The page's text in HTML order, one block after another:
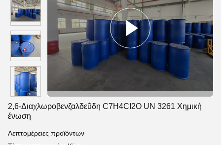
2,6-Διαχλωροβενζαλδεΰδη C7H4CI2O UN 3261 Χημική
ένωση
Λεπτομέρειες προϊόντων